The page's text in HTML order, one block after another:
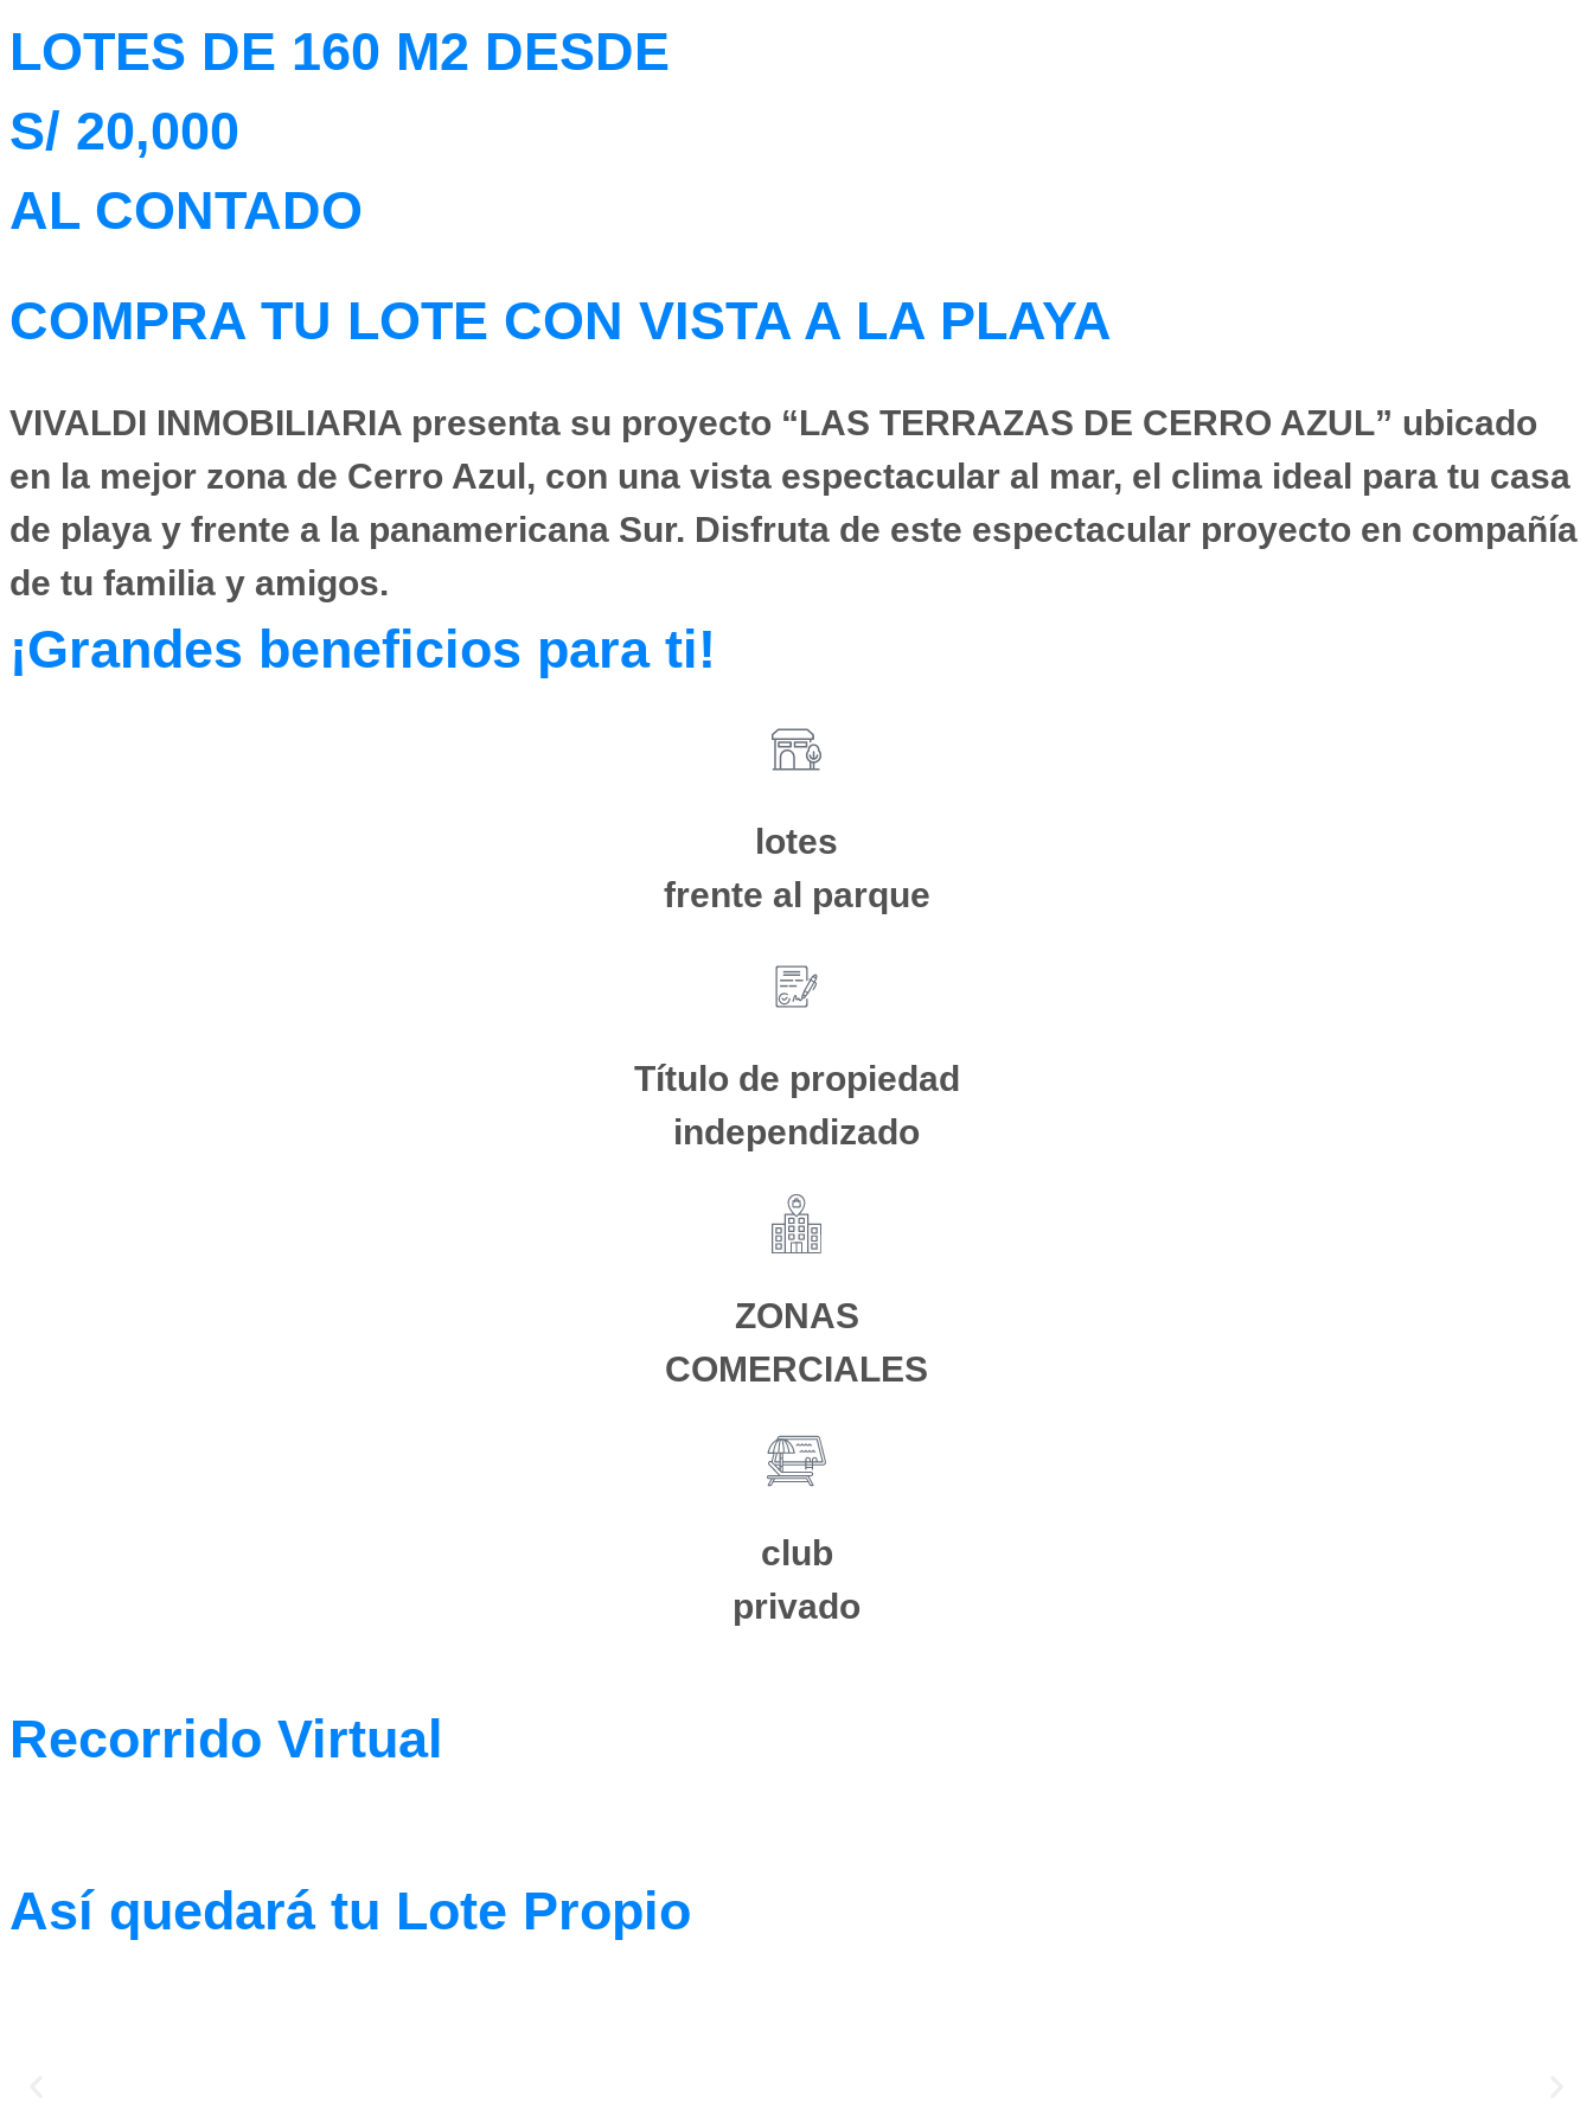
LOTES DE 160 M2 DESDE
S/ 20,000
AL CONTADO
COMPRA TU LOTE CON VISTA A LA PLAYA
VIVALDI INMOBILIARIA presenta su proyecto “LAS TERRAZAS DE CERRO AZUL” ubicado
en la mejor zona de Cerro Azul, con una vista espectacular al mar, el clima ideal para tu casa
de playa y frente a la panamericana Sur. Disfruta de este espectacular proyecto en compañía
de tu familia y amigos.
¡Grandes beneficios para ti!
lotes
frente al parque
Título de propiedad
independizado
ZONAS
COMERCIALES
club
privado
Recorrido Virtual
Así quedará tu Lote Propio